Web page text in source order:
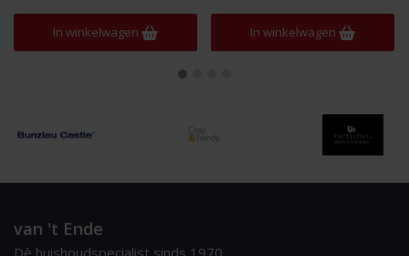
In winkelwagen In winkelwagen
van 't Ende
Dè huishoudspecialist sinds 1970